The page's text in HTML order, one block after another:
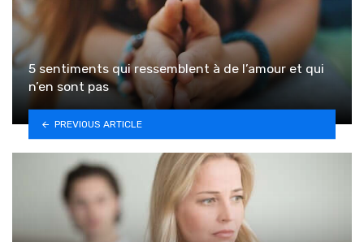
5 sentiments qui ressemblent à de l’amour et qui
n’en sont pas
PREVIOUS ARTICLE